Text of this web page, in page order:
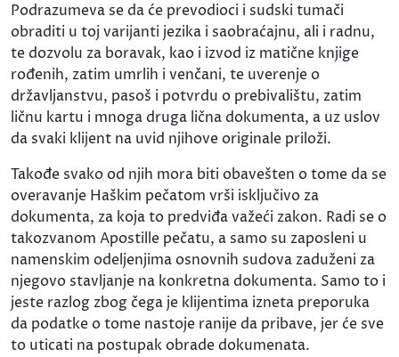
Podrazumeva se da će prevodioci i sudski tumači
obraditi u toj varijanti jezika i saobraćajnu, ali i radnu,
te dozvolu za boravak, kao i izvod iz matične knjige
rođenih, zatim umrlih i venčani, te uverenje o
državljanstvu, pasoš i potvrdu o prebivalištu, zatim
ličnu kartu i mnoga druga lična dokumenta, a uz uslov
da svaki klijent na uvid njihove originale priloži.
Takođe svako od njih mora biti obavešten o tome da se
overavanje Haškim pečatom vrši isključivo za
dokumenta, za koja to predviđa važeći zakon. Radi se o
takozvanom Apostille pečatu, a samo su zaposleni u
namenskim odeljenjima osnovnih sudova zaduženi za
njegovo stavljanje na konkretna dokumenta. Samo to i
jeste razlog zbog čega je klijentima izneta preporuka
da podatke o tome nastoje ranije da pribave, jer će sve
to uticati na postupak obrade dokumenata.